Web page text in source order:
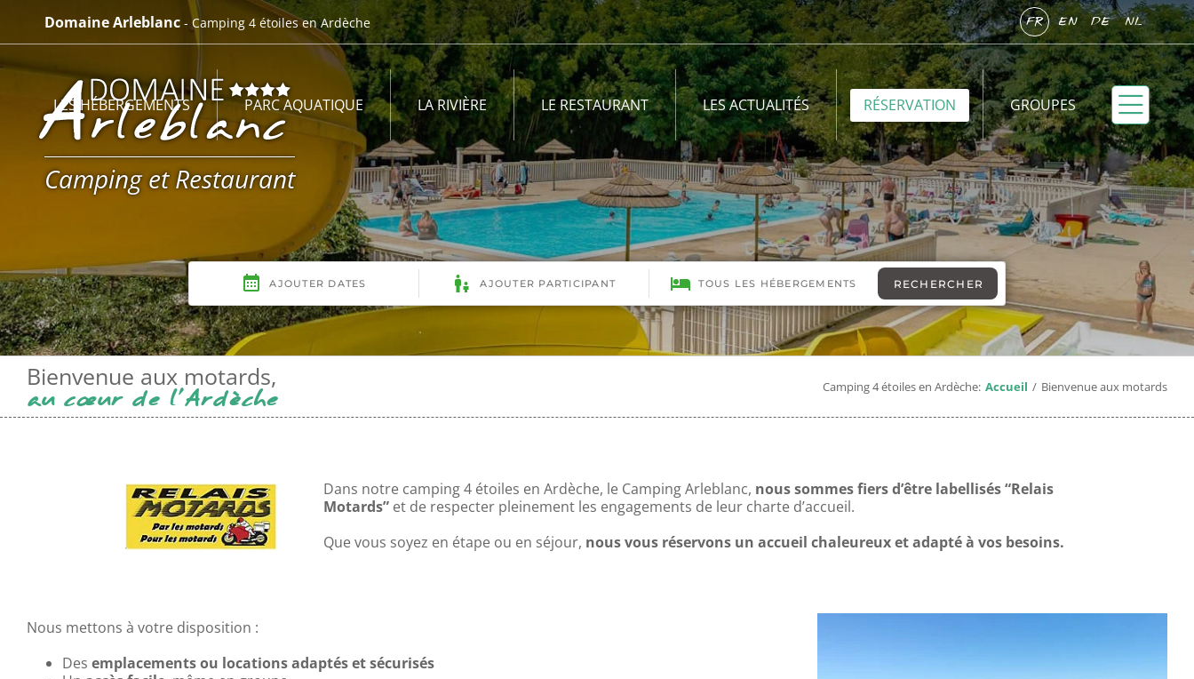
contenu
Domaine Arleblanc - Camping 4 étoiles en Ardèche FR EN DE NL
Camping et Restaurant
LES HÉBERGEMENTS PARC AQUATIQUE LA RIVIÈRE LE RESTAURANT LES ACTUALITÉS RÉSERVATION GROUPES
Bienvenue aux motards,
au cœur de l'Ardèche Camping 4 étoiles en Ardèche: Accueil Bienvenue aux motards
Dans notre camping 4 étoiles en Ardèche, le Camping Arleblanc, nous sommes fiers d’être labellisés “Relais
Motards”et de respecter pleinement les engagements de leur charte d’accueil.
Que vous soyez en étape ou en séjour, nous vous réservons un accueil chaleureux et adapté à vos besoins.
Nous mettons à votre disposition :
Des emplacements ou locations adaptés et sécurisés